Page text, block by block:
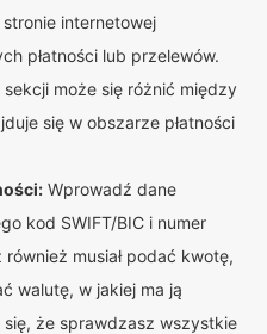
internetowej
płatności lub przelewów.
sekcji może się różnić między
się w obszarze płatności
Wprowadź dane
kod SWIFT/BIC i numer
musiał podać kwotę,
walutę, w jakiej ma ją
że sprawdzasz wszystkie